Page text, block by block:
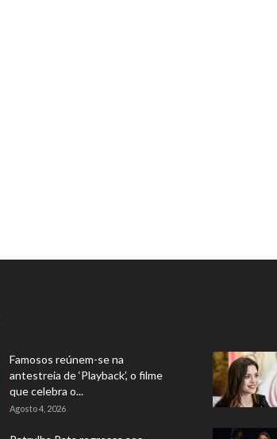
Famosos reúnem-se na
antestreia de ‘Playback’, o filme
que celebra o...
Agosto 4, 2026